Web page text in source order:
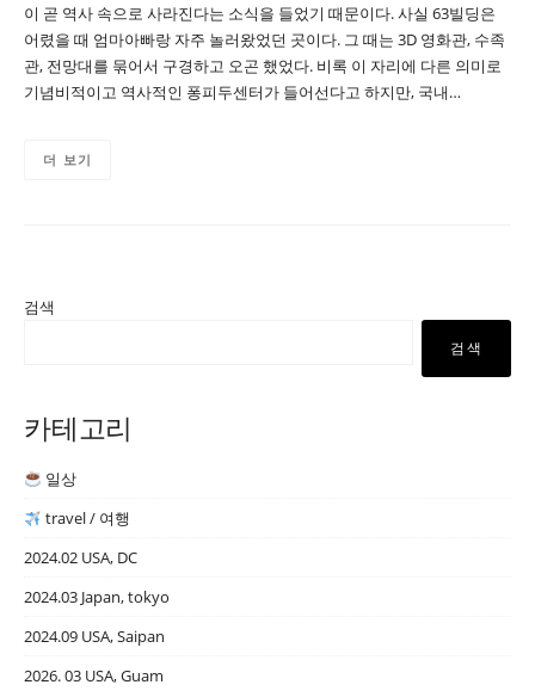
이 곧 역사 속으로 사라진다는 소식을 들었기 때문이다. 사실 63빌딩은
어렸을 때 엄마아빠랑 자주 놀러왔었던 곳이다. 그 때는 3D 영화관, 수족
관, 전망대를 묶어서 구경하고 오곤 했었다. 비록 이 자리에 다른 의미로
기념비적이고 역사적인 퐁피두센터가 들어선다고 하지만, 국내…
더 보기
검색
검색
카테고리
일상
travel / 여행
2024.02 USA, DC
2024.03 Japan, tokyo
2024.09 USA, Saipan
2026. 03 USA, Guam